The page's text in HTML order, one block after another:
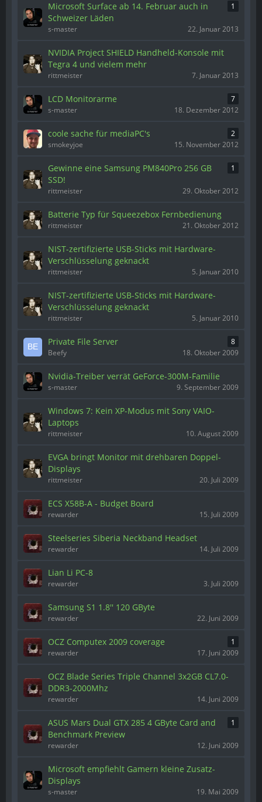
Microsoft Surface ab 14. Februar auch in
Schweizer Läden
1
s-master 22. Januar 2013
NVIDIA Project SHIELD Handheld-Konsole mit
Tegra 4 und vielem mehr
rittmeister 7. Januar 2013
LCD Monitorarme
7
s-master
18. Dezember 2012
coole sache für mediaPC's
2
smokeyjoe
15. November 2012
Gewinne eine Samsung PM840Pro 256 GB
SSD!
1
rittmeister 29. Oktober 2012
Batterie Typ für Squeezebox Fernbedienung
rittmeister 21. Oktober 2012
NIST-zertifizierte USB-Sticks mit Hardware-
Verschlüsselung geknackt
rittmeister 5. Januar 2010
NIST-zertifizierte USB-Sticks mit Hardware-
Verschlüsselung geknackt
rittmeister 5. Januar 2010
Private File Server
8
Beefy
18. Oktober 2009
Nvidia-Treiber verrät GeForce-300M-Familie
s-master 9. September 2009
Windows 7: Kein XP-Modus mit Sony VAIO-
Laptops
rittmeister 10. August 2009
EVGA bringt Monitor mit drehbaren Doppel-
Displays
rittmeister 20. Juli 2009
ECS X58B-A - Budget Board
rewarder 15. Juli 2009
Steelseries Siberia Neckband Headset
rewarder 14. Juli 2009
Lian Li PC-8
rewarder 3. Juli 2009
Samsung S1 1.8'' 120 GByte
rewarder 22. Juni 2009
OCZ Computex 2009 coverage
1
rewarder
17. Juni 2009
OCZ Blade Series Triple Channel 3x2GB CL7.0-
DDR3-2000Mhz
rewarder 14. Juni 2009
ASUS Mars Dual GTX 285 4 GByte Card and
Benchmark Preview
1
rewarder 12. Juni 2009
Microsoft empfiehlt Gamern kleine Zusatz-
Displays
s-master 19. Mai 2009